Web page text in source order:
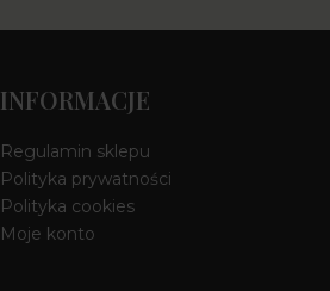
INFORMACJE
Regulamin sklepu
Polityka prywatności
Polityka cookies
Moje konto